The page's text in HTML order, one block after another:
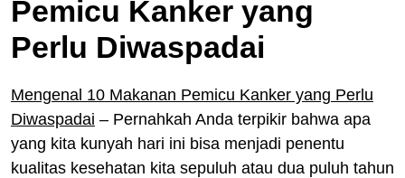
Pemicu Kanker yang
Perlu Diwaspadai
Mengenal 10 Makanan Pemicu Kanker yang Perlu
Diwaspadai – Pernahkah Anda terpikir bahwa apa
yang kita kunyah hari ini bisa menjadi penentu
kualitas kesehatan kita sepuluh atau dua puluh tahun